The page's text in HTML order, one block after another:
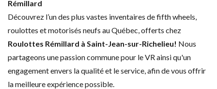
Rémillard
Découvrez l’un des plus vastes inventaires de fifth wheels,
roulottes et motorisés neufs au Québec, offerts chez
Roulottes Rémillard à Saint-Jean-sur-Richelieu! Nous
partageons une passion commune pour le VR ainsi qu'un
engagement envers la qualité et le service, afin de vous offrir
la meilleure expérience possible.